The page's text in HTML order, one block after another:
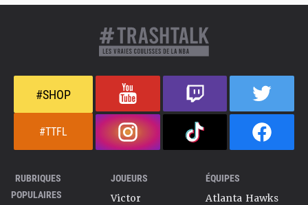
#SHOP
#TTFL
RUBRIQUES
POPULAIRES
JOUEURS
Victor
ÉQUIPES
Atlanta Hawks